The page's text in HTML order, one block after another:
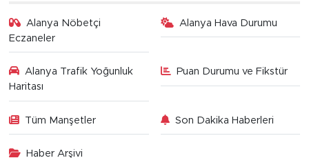
Alanya Nöbetçi
Eczaneler
Alanya Hava Durumu
Alanya Trafik Yoğunluk
Haritası
Puan Durumu ve Fikstür
Tüm Manşetler Son Dakika Haberleri
Haber Arşivi